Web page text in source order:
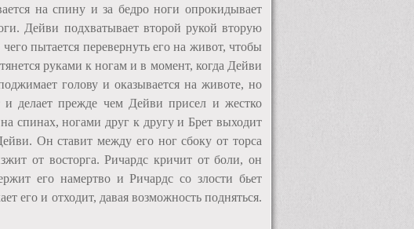
на спину и за бедро ноги опрокидывает
Дейви подхватывает второй рукой вторую
пытается перевернуть его на живот, чтобы
руками к ногам и в момент, когда Дейви
голову и оказывается на животе, но
делает прежде чем Дейви присел и жестко
спинах, ногами друг к другу и Брет выходит
Он ставит между его ног сбоку от торса
от восторга. Ричардс кричит от боли, он
его намертво и Ричардс со злости бьет
его и отходит, давая возможность подняться.